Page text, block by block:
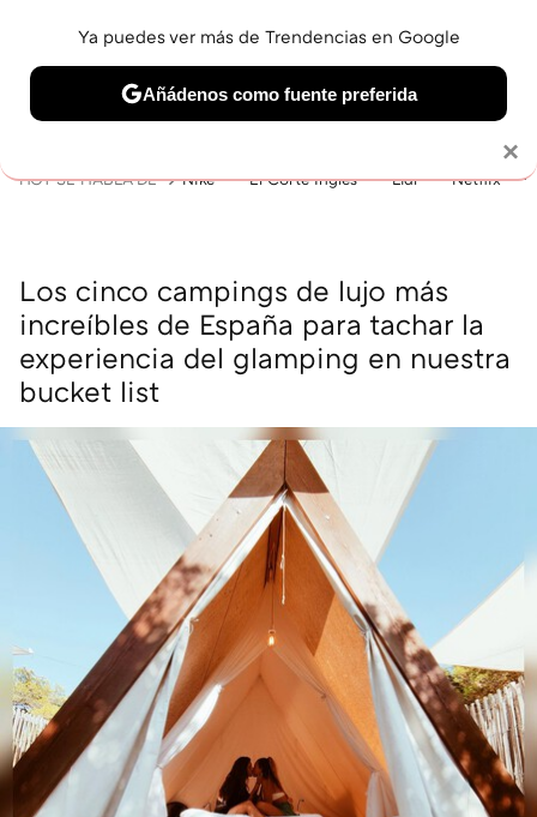
BELLEZA SHOPPING VIAJES GASTRO SNEAKERS
HOY SE HABLA DE Nike El Corte Inglés Lidl Netflix
Los cinco campings de lujo más
increíbles de España para tachar la
experiencia del glamping en nuestra
bucket list
×
Ya puedes ver más de Trendencias en Google
Añádenos como fuente preferida